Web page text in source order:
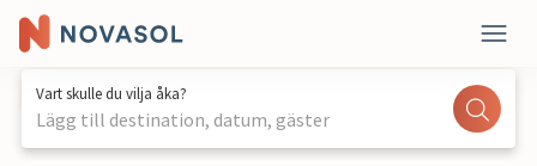
Vart skulle du vilja åka?
Lägg till destination, datum, gäster
1 / 38